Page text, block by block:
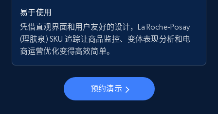
Specifications, Image urls, Top reviews, and
more.
5.6K+ 875+
Walmart - products - Collects products by
易于使用
凭借直观界面和用户友好的设计，La Roche-Posay
(理肤泉) SKU 追踪让商品监控、变体表现分析和电
商运营优化变得高效简单。
预约演示